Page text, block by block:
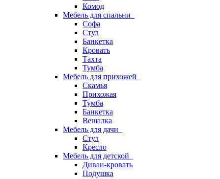
Комод
Мебель для спальни
Софа
Стул
Банкетка
Кровать
Тахта
Тумба
Мебель для прихожей
Скамья
Прихожая
Тумба
Банкетка
Вешалка
Мебель для дачи
Стул
Кресло
Мебель для детской
Диван-кровать
Подушка